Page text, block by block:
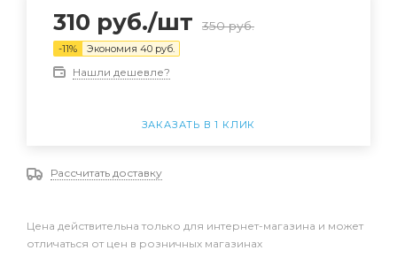
310 руб./шт 350руб.
-11% Экономия 40 руб.
Нашли дешевле?
ЗАКАЗАТЬ В 1 КЛИК
Рассчитать доставку
Цена действительна только для интернет-магазина и может
отличаться от цен в розничных магазинах